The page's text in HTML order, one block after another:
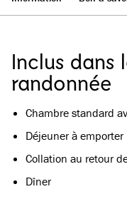
Inclus dans
randonnée
Chambre standard
Déjeuner à emporter
Collation au retour
Dîner